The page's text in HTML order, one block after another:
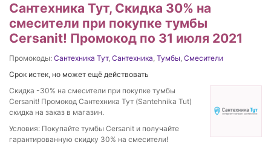
Сантехника Тут, Скидка 30% на
смесители при покупке тумбы
Cersanit! Промокод по 31 июля 2021
Промокоды: Сантехника Тут, Сантехника, Тумбы, Смесители
Срок истек, но может ещё действовать
Скидка -30% на смесители при покупке тумбы
Cersanit! Промокод Сантехника Тут (Santehnika Tut)
скидка на заказ в магазин.
Условия: Покупайте тумбы Cersanit и получайте
гарантированную скидку 30% на смесители!